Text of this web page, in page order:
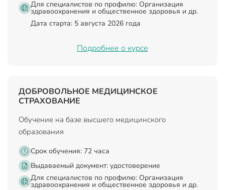
Для специалистов по профилю: Организация
здравоохранения и общественное здоровья и др.
Дата старта: 5 августа 2026 года
Подробнее о курсе
ДОБРОВОЛЬНОЕ МЕДИЦИНСКОЕ
СТРАХОВАНИЕ
Обучение на базе высшего медицинского
образования
Срок обучения: 72 часа
Выдаваемый документ: удостоверение
Для специалистов по профилю: Организация
здравоохранения и общественное здоровья и др.